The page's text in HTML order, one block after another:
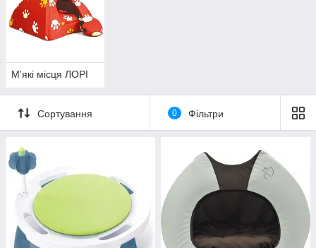
М'які місця ЛОРІ
Сортування 0 Фільтри